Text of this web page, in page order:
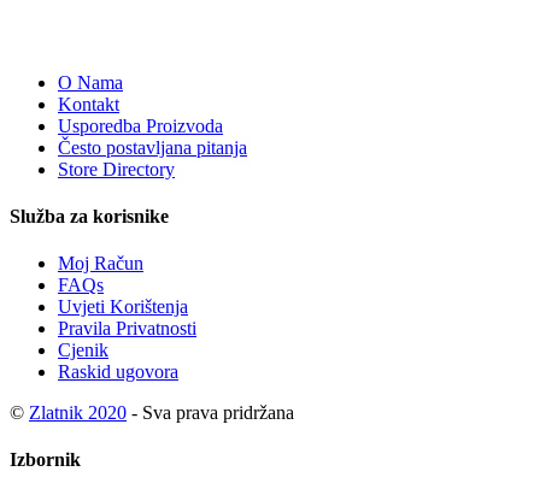
O Nama
Kontakt
Usporedba Proizvoda
Često postavljana pitanja
Store Directory
Služba za korisnike
Moj Račun
FAQs
Uvjeti Korištenja
Pravila Privatnosti
Cjenik
Raskid ugovora
© Zlatnik 2020 - Sva prava pridržana
Izbornik